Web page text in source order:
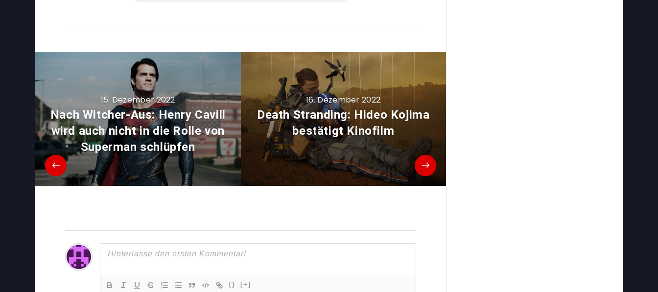
15. Dezember 2022
Nach Witcher-Aus: Henry Cavill
wird auch nicht in die Rolle von
Superman schlüpfen
16. Dezember 2022
Death Stranding: Hideo Kojima
bestätigt Kinofilm
{} [+]